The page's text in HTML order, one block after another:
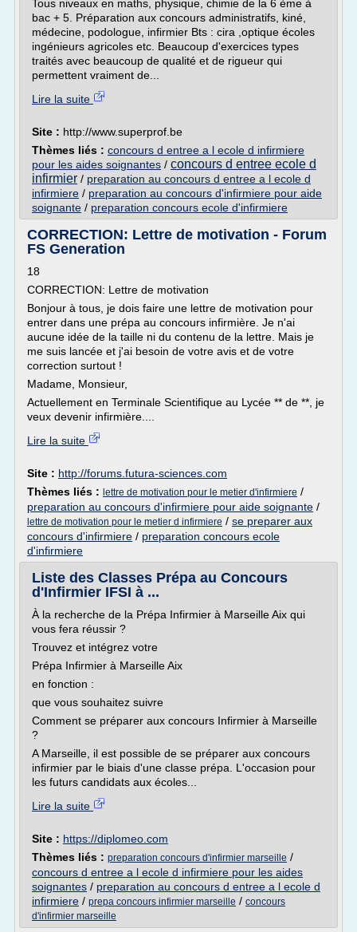
Tous niveaux en maths, physique, chimie de la 6 ème à
bac + 5. Préparation aux concours administratifs, kiné,
médecine, podologue, infirmier Bts : cira ,optique écoles
ingénieurs agricoles etc. Beaucoup d'exercices types
traités avec beaucoup de qualité et de rigueur qui
permettent vraiment de...
Lire la suite
Site : http://www.superprof.be
Thèmes liés : concours d entree a l ecole d infirmiere
pour les aides soignantes / concours d entree ecole d
infirmier / preparation au concours d entree a l ecole d
infirmiere / preparation au concours d'infirmiere pour aide
soignante / preparation concours ecole d'infirmiere
CORRECTION: Lettre de motivation - Forum
FS Generation
18
CORRECTION: Lettre de motivation
Bonjour à tous, je dois faire une lettre de motivation pour
entrer dans une prépa au concours infirmière. Je n'ai
aucune idée de la taille ni du contenu de la lettre. Mais je
me suis lancée et j'ai besoin de votre avis et de votre
correction surtout !
Madame, Monsieur,
Actuellement en Terminale Scientifique au Lycée ** de **, je
veux devenir infirmière....
Lire la suite
Site : http://forums.futura-sciences.com
Thèmes liés : lettre de motivation pour le metier d'infirmiere /
preparation au concours d'infirmiere pour aide soignante /
lettre de motivation pour le metier d infirmiere / se preparer aux
concours d'infirmiere / preparation concours ecole
d'infirmiere
Liste des Classes Prépa au Concours
d'Infirmier IFSI à ...
À la recherche de la Prépa Infirmier à Marseille Aix qui
vous fera réussir ?
Trouvez et intégrez votre
Prépa Infirmier à Marseille Aix
en fonction :
que vous souhaitez suivre
Comment se préparer aux concours Infirmier à Marseille
?
A Marseille, il est possible de se préparer aux concours
infirmier par le biais d'une classe prépa. L'occasion pour
les futurs candidats aux écoles...
Lire la suite
Site : https://diplomeo.com
Thèmes liés : preparation concours d'infirmier marseille /
concours d entree a l ecole d infirmiere pour les aides
soignantes / preparation au concours d entree a l ecole d
infirmiere / prepa concours infirmier marseille / concours
d'infirmier marseille